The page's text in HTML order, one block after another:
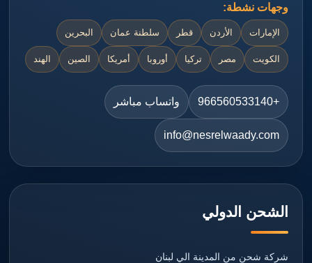
وجهات نشطة:
الإمارات الأردن قطر سلطنة عمان البحرين
الكويت مصر تركيا أوروبا أمريكا الصين الهند
+966560533140 واتساب مباشر
info@nesrelwaady.com
الشحن الدولي
شركة شحن من المدينة الي لبنان